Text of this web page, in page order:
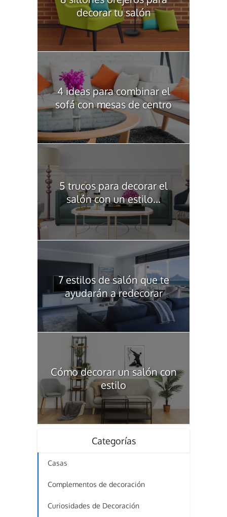
decorar tu salón
4 ideas para combinar el
sofá con mesas de centro
5 trucos para decorar el
salón con un estilo...
7 estilos de salón que te
ayudarán a redecorar
Cómo decorar un salón con
estilo
Categorías
Casas
Complementos de decoración
Curiosidades de Decoración